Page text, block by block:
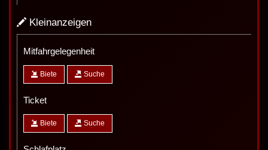
Kleinanzeigen
Mitfahrgelegenheit
Biete Suche
Ticket
Biete Suche